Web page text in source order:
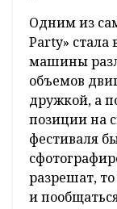
Одним из
Party» стала
машины
объемов
дружкой, а
позиции на
фестиваля
разрешат,
и